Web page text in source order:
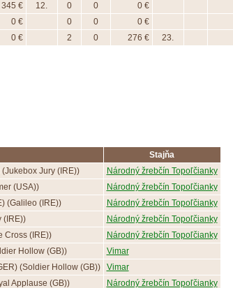
345 € 12. 0 0 0 €
0 € 0 0 0 €
0 € 2 0 276 € 23.
Stajňa
Jury (IRE))
Národný žrebčín Topoľčianky
(USA))
Národný žrebčín Topoľčianky
(Galileo (IRE))
Národný žrebčín Topoľčianky
(IRE))
Národný žrebčín Topoľčianky
Cross (IRE))
Národný žrebčín Topoľčianky
Hollow (GB))
Vimar
(Soldier Hollow (GB))
Vimar
Applause (GB)) Národný žrebčín Topoľčianky